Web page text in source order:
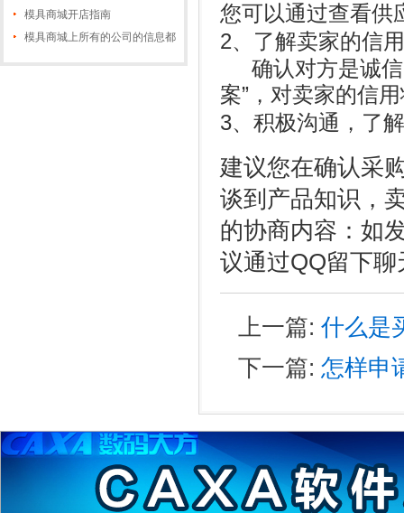
模具商城开店指南
模具商城上所有的公司的信息都
您可以通过查看供
2、了解卖家的信
确认对方是诚
案” ，对卖家的信
3、积极沟通，了
建议您在确认采
谈到产品知识，
的协商内容：如
议通过QQ留下
上一篇: 什么是
下一篇: 怎样申